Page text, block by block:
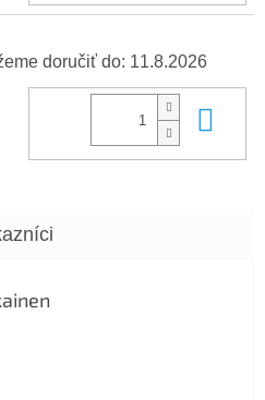
doručiť do: 11.8.2026
je 5 z 5 hviezdičiek.